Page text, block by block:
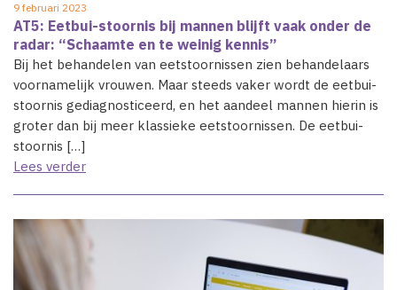
9 februari 2023
AT5: Eetbui-stoornis bij mannen blijft vaak onder de
radar: “Schaamte en te weinig kennis”
Bij het behandelen van eetstoornissen zien behandelaars
voornamelijk vrouwen. Maar steeds vaker wordt de eetbui-
stoornis gediagnosticeerd, en het aandeel mannen hierin is
groter dan bij meer klassieke eetstoornissen. De eetbui-
stoornis […]
Lees verder